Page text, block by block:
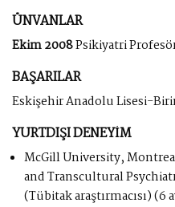
ÜNVANLAR
Ekim 2008Psikiyatri
BAŞARILAR
Eskişehir Anadolu Lisesi-
YURTDIŞI DENEYİM
McGill University,
and Transcultural
(Tübitak araştırmacısı) (6